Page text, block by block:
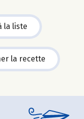
la liste
la recette